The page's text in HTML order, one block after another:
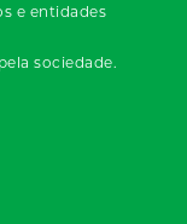
e entidades
sociedade.